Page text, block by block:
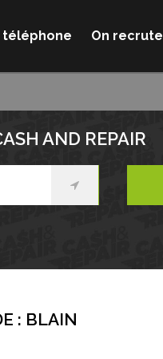
téléphone On recrute
AND REPAIR
: BLAIN